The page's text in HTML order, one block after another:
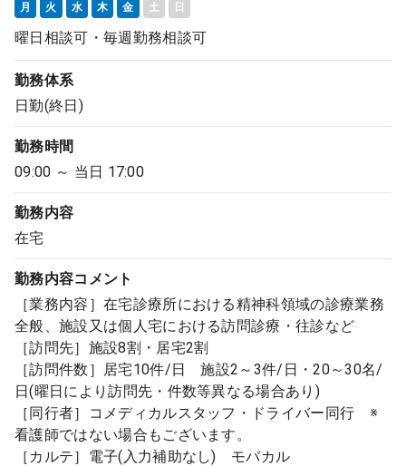
月 火 水 木 金 土 日
曜日相談可・毎週勤務相談可
勤務体系
日勤(終日)
勤務時間
09:00 ～ 当日 17:00
勤務内容
在宅
勤務内容コメント
［業務内容］在宅診療所における精神科領域の診療業務
全般、施設又は個人宅における訪問診療・往診など
［訪問先］施設8割・居宅2割
［訪問件数］居宅10件/日 施設2～3件/日・20～30名/
日(曜日により訪問先・件数等異なる場合あり)
［同行者］コメディカルスタッフ・ドライバー同行 ※
看護師ではない場合もございます。
［カルテ］電子(入力補助なし) モバカル